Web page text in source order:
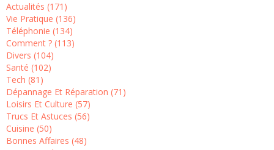
Actualités (171)
Vie Pratique (136)
Téléphonie (134)
Comment ? (113)
Divers (104)
Santé (102)
Tech (81)
Dépannage Et Réparation (71)
Loisirs Et Culture (57)
Trucs Et Astuces (56)
Cuisine (50)
Bonnes Affaires (48)